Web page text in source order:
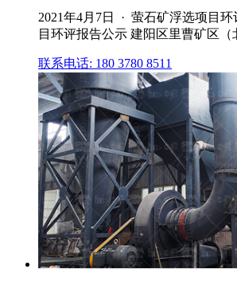
2021年4月7日 · 萤石矿浮选项目
目环评报告公示 建阳区里曹矿区
联系电话: 180 3780 8511